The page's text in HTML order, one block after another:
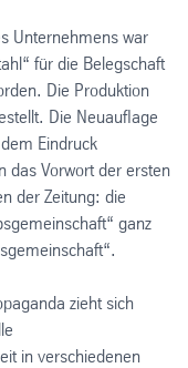
Unternehmens war
für die Belegschaft
Die Produktion
Die Neuauflage
Eindruck
das Vorwort der ersten
der Zeitung: die
ganz
zieht sich
in verschiedenen